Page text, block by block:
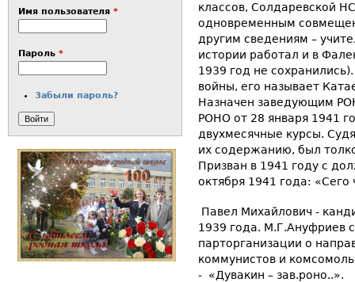
классов, Солдаревской
одновременным
другим сведениям –
истории работал и в
1939 год не
войны, его называет
Назначен заведующим
РОНО от 28 января 1941
двухмесячные курсы.
их содержанию, был
Призван в 1941 году с
октября 1941 года:
Павел Михайлович -
1939 года. М.Г.Ануфриев
парторганизации о
коммунистов и
- «Дувакин – зав.роно..».
Имя пользователя *
Пароль *
Забыли пароль?